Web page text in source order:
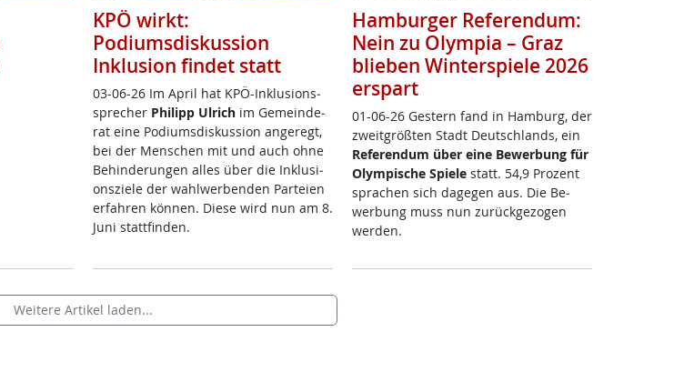
KPÖ wirkt:
Podiumsdiskussion
Inklusion findet statt
03-06-26 Im April ha­t K­PÖ-In­k­lu­si­ons­
sp­re­cherPhi­l­ipp Ul­rich im Ge­mein­de­
rat ei­ne Po­di­ums­dis­kus­si­on an­ge­regt,
bei der Men­schen mit und auch oh­ne
Be­hin­de­run­gen al­les über die In­k­lu­si­
ons­zie­le der wahl­wer­ben­den Par­tei­en
er­fah­ren kön­nen. Die­se wird nun am 8.
Ju­ni statt­fin­den.
Hamburger Referendum:
Nein zu Olympia – Graz
blieben Winterspiele 2026
erspart
01-06-26 Ges­tern fand in Ham­burg, der
zweit­größ­ten Stadt Deut­sch­lands, ein
Re­fe­ren­dum über ei­ne Be­wer­bung für
Olym­pi­sche Spie­le statt. 54,9 Pro­zent
spra­chen sich da­ge­gen aus. Die Be­
wer­bung muss nun zu­rück­ge­zo­gen
wer­den.
Weitere Artikel laden...